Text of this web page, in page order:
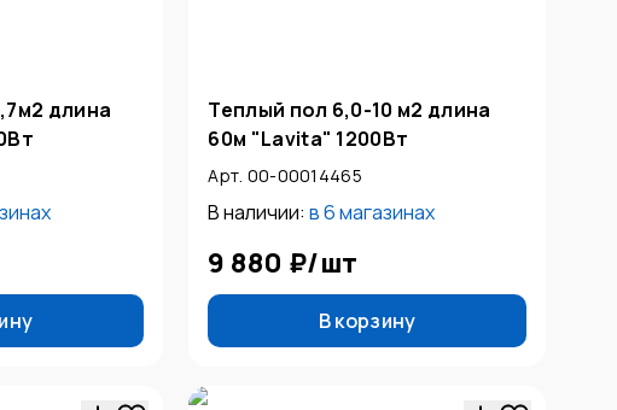
длина
Теплый пол 6,0-10 м2 длина
60м "Lavita" 1200Вт
Арт. 00-00014465
В наличии: в6 магазинах
9 880 ₽/шт
В корзину